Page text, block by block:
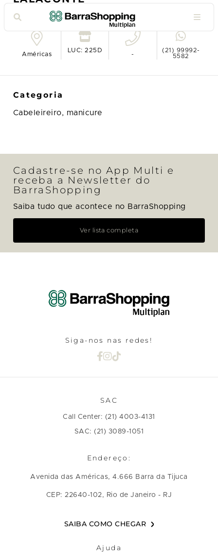
Ver no mapa
Américas
LUC: 225D
-
(21) 99992-
5582
Categoria
Cabeleireiro, manicure
Cadastre-se no App Multi e
receba a Newsletter do
BarraShopping
Saiba tudo que acontece no BarraShopping
Ver lista completa
Siga-nos nas redes!
SAC
Call Center: (21) 4003-4131
SAC: (21) 3089-1051
Endereço:
Avenida das Américas, 4.666 Barra da Tijuca
CEP: 22640-102, Rio de Janeiro - RJ
SAIBA COMO CHEGAR
Ajuda